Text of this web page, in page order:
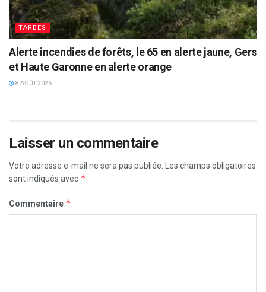
TARBES
Alerte incendies de forêts, le 65 en alerte jaune, Gers
et Haute Garonne en alerte orange
8 AOÛT 2026
Laisser un commentaire
Votre adresse e-mail ne sera pas publiée.
Les champs obligatoires
sont indiqués avec *
Commentaire *